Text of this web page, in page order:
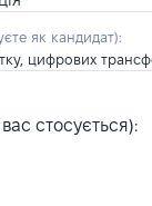
як кандидат):
цифрових
стосується):